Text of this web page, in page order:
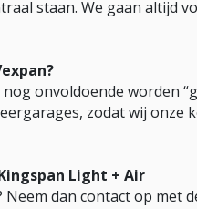
staan. We gaan altijd
onvoldoende worden
zodat wij onze
Light + Air
Neem dan contact op met